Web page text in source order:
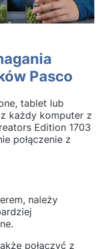
Pasco
tablet lub
każdy komputer z
Edition 1703
połączenie z
należy
połączyć z